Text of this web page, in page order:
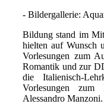
- Bildergallerie:
Bildung stand im
hielten auf Wunsch
Vorlesungen zum
Romantik und zur
die Italienisch-
Vorlesungen
Alessandro Manzoni.